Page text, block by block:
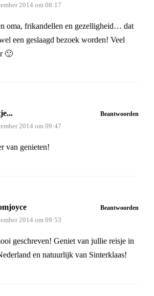
2014 om 08:17
oma, frikandellen en gezelligheid… dat
een geslaagd bezoek worden! Veel
🙂
2014 om 09:47
van genieten!
Beantwoorden
2014 om 09:53
geschreven! Geniet van jullie reisje in
en natuurlijk van Sinterklaas!
Beantwoorden